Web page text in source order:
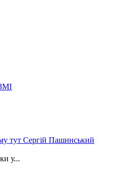
тут Сергій Пашинський
у...